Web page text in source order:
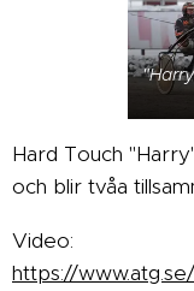
Hard Touch
och blir tvåa
Video:
https://